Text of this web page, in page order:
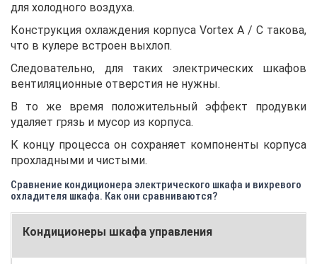
для холодного воздуха.
Конструкция охлаждения корпуса Vortex A / C такова,
что в кулере встроен выхлоп.
Следовательно, для таких электрических шкафов
вентиляционные отверстия не нужны.
В то же время положительный эффект продувки
удаляет грязь и мусор из корпуса.
К концу процесса он сохраняет компоненты корпуса
прохладными и чистыми.
Сравнение кондиционера электрического шкафа и вихревого
охладителя шкафа. Как они сравниваются?
Кондиционеры шкафа управления